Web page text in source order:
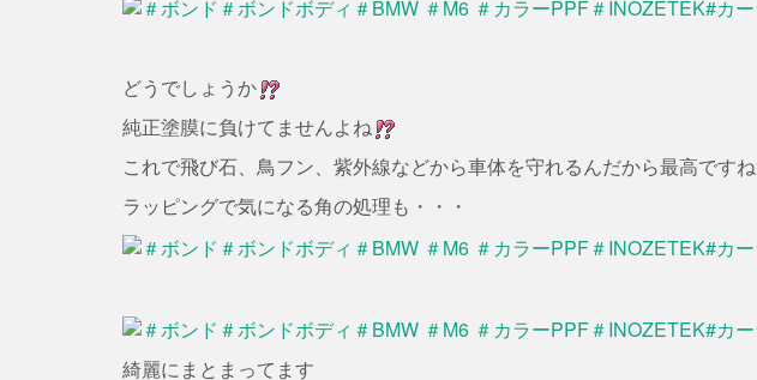
どうでしょうか
純正塗膜に負けてませんよね
これで飛び石、鳥フン、紫外線などから車体を守れるんだから最高ですね
ラッピングで気になる角の処理も・・・
綺麗にまとまってます